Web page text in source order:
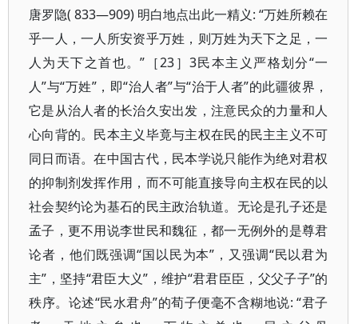
唐罗隐( 833—909) 明白地点出此一精义: “万姓所赖在
乎一人，一人所安资乎万姓，则万姓为天下之足，一
人为天下之首也。”［23］3民本主义严格划分“一
人”与“万姓”，即“治人者”与“治于人者”的此疆彼界，
它是从治人者的长治久安出发，注意民众的力量和人
心向背的。民本主义毕竟与主权在民的民主主义不可
同日而语。在中国古代，民本学说只能作为绝对君权
的抑制剂发挥作用，而不可能直接导向主权在民的以
社会契约论为基石的民主政治轨道。无论是孔子还是
孟子，更不用说李世民和魏征，都一无例外的是尊君
论者，他们既强调“国以民为本”，又强调“民以君为
主”，坚持“君臣大义”，维护“君君臣臣，父父子子”的
秩序。论述“民水君舟”的荀子便毫不含糊地说: “君子